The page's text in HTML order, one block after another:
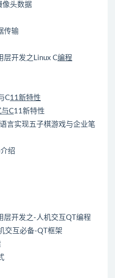
像头数据
传输
层开发之Linux C编程
C11新特性
C11新特性
语言实现五子棋游戏与企业笔
绍
开发之-人机交互QT编程
交互必备-QT框架